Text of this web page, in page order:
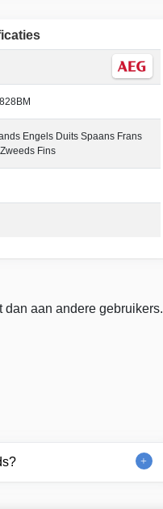
Engels Duits Spaans Frans
Fins
dan aan andere gebruikers.